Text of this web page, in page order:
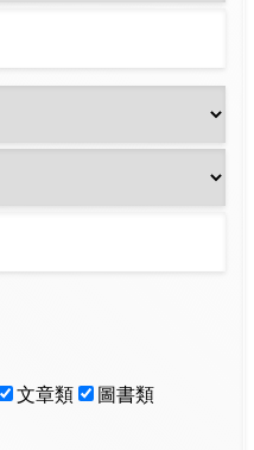
文章類
圖書類